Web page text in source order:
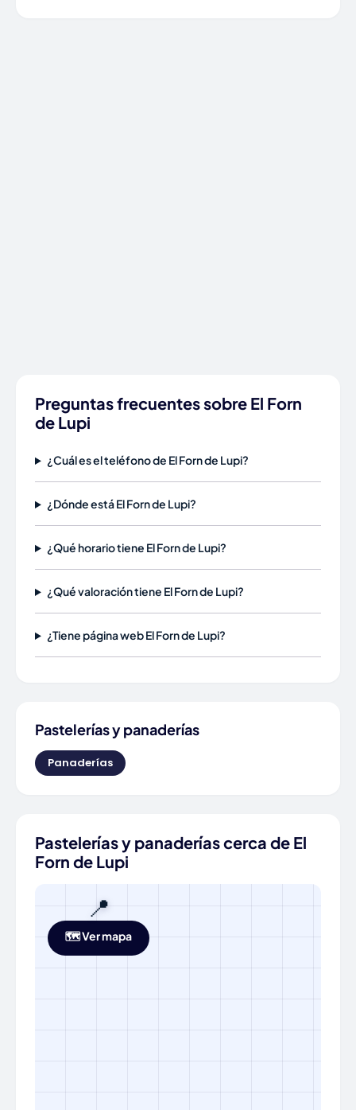
Preguntas frecuentes sobre El Forn
de Lupi
¿Cuál es el teléfono de El Forn de Lupi?
¿Dónde está El Forn de Lupi?
¿Qué horario tiene El Forn de Lupi?
¿Qué valoración tiene El Forn de Lupi?
¿Tiene página web El Forn de Lupi?
Pastelerías y panaderías
Panaderías
Pastelerías y panaderías cerca de El
Forn de Lupi
📍
🗺️ Ver mapa